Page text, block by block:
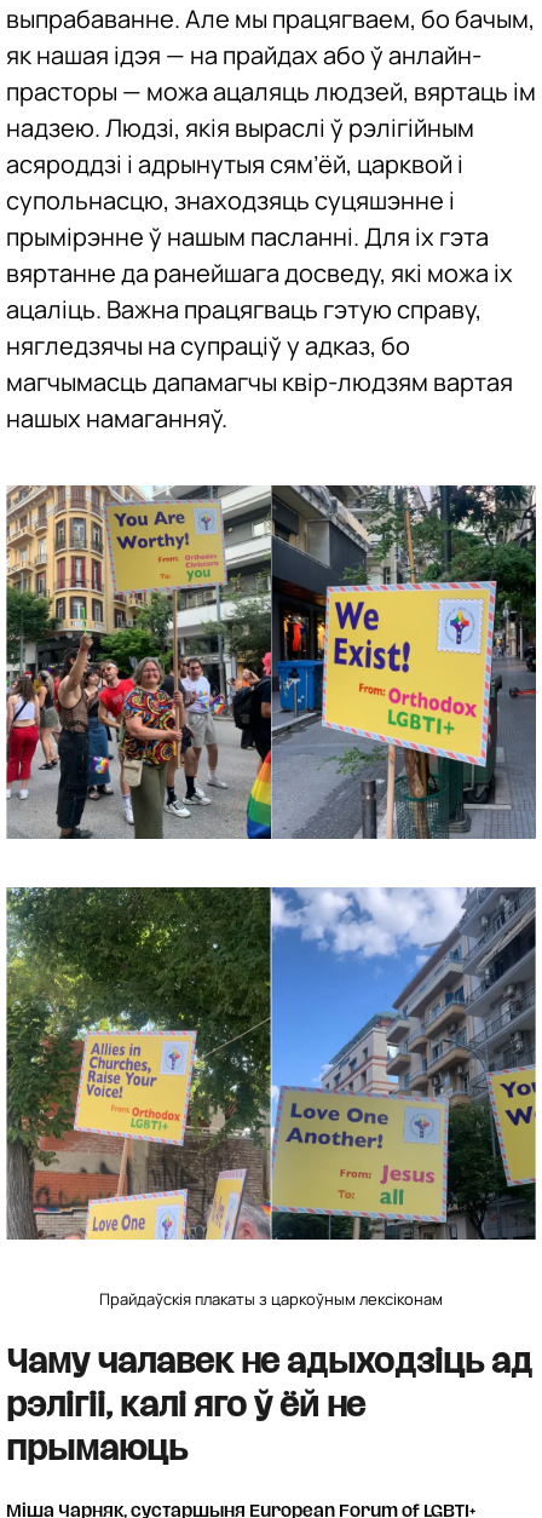
выпрабаванне. Але мы працягваем, бо бачым,
як нашая ідэя — на прайдах або ў анлайн-
прасторы — можа ацаляць людзей, вяртаць ім
надзею. Людзі, якія выраслі ў рэлігійным
асяроддзі і адрынутыя сям’ёй, царквой і
супольнасцю, знаходзяць суцяшэнне і
прымірэнне ў нашым пасланні. Для іх гэта
вяртанне да ранейшага досведу, які можа іх
ацаліць. Важна працягваць гэтую справу,
нягледзячы на ​​супраціў у адказ, бо
магчымасць дапамагчы квір-людзям вартая
нашых намаганняў.
Прайдаўскія плакаты з царкоўным лексіконам
Чаму чалавек не адыходзіць ад
рэлігіі, калі яго ў ёй не
прымаюць
Міша Чарняк, сустаршыня European Forum of LGBTI+